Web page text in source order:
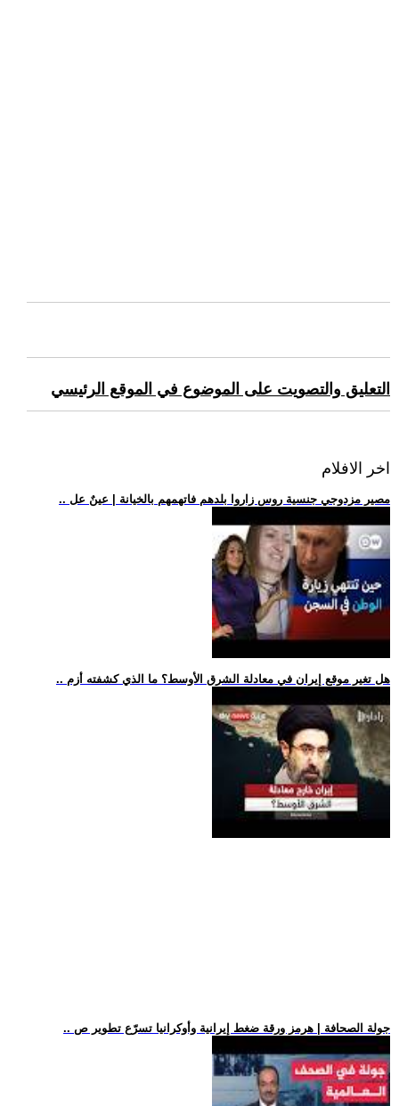
التعليق والتصويت على الموضوع في الموقع الرئيسي
اخر الافلام
.. مصير مزدوجي جنسية روس زاروا بلدهم فاتهمهم بالخيانة | عينٌ عل
.. هل تغير موقع إيران في معادلة الشرق الأوسط؟ ما الذي كشفته أزم
.. جولة الصحافة | هرمز ورقة ضغط إيرانية وأوكرانيا تسرّع تطوير ص